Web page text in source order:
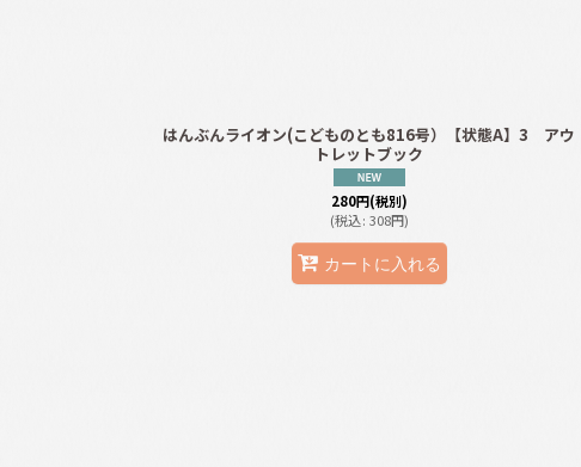
はんぶんライオン(こどものとも816号）【状態A】3 アウ
トレットブック
280円(税別)
(税込: 308円)
カートに入れる